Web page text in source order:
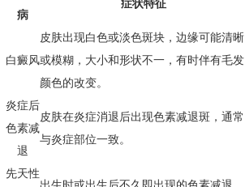
病
症状特征
白癜风
皮肤出现白色或淡色斑块，边缘可能清晰
或模糊，大小和形状不一，有时伴有毛发
颜色的改变。
炎症后
色素减
退
皮肤在炎症消退后出现色素减退斑，通常
与炎症部位一致。
先天性